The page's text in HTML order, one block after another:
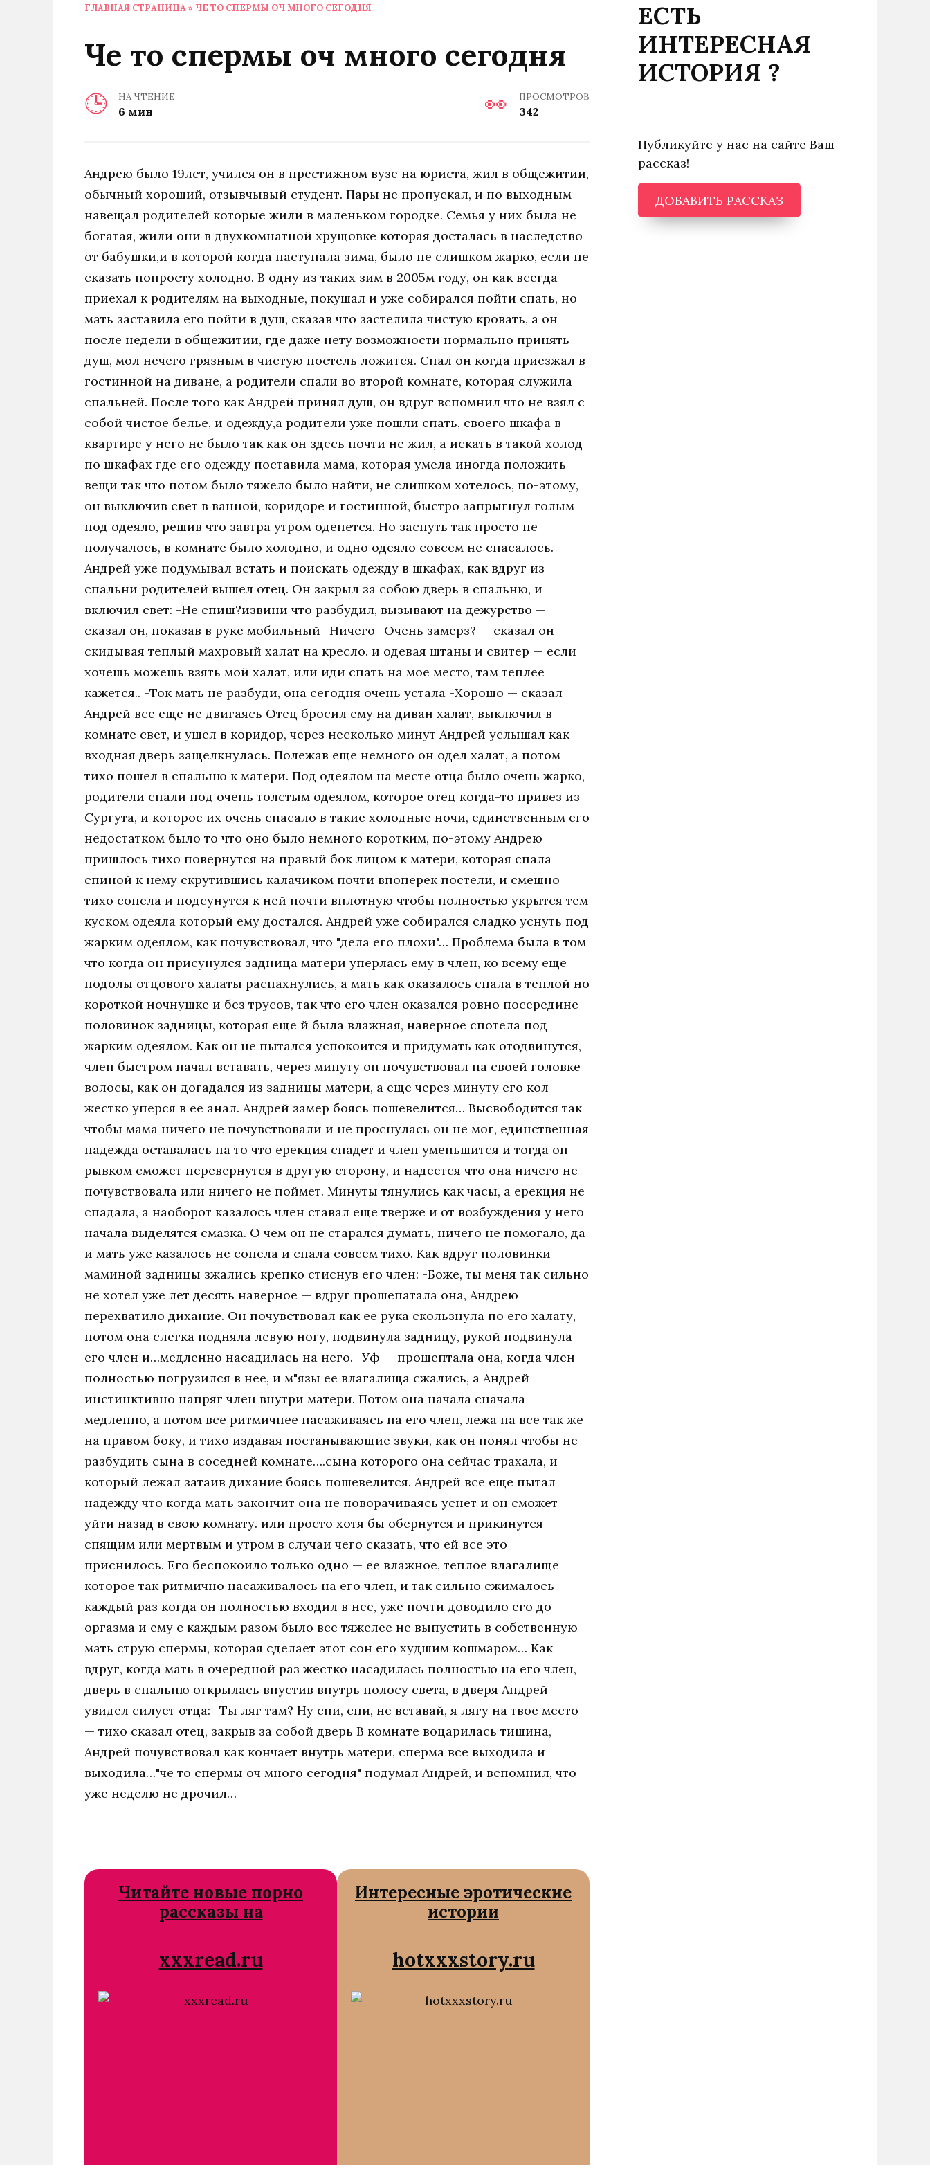
ГЛАВНАЯ СТРАНИЦА » ЧЕ ТО СПЕРМЫ ОЧ МНОГО СЕГОДНЯ
Че то спермы оч много сегодня
НА ЧТЕНИЕ
6 мин
ПРОСМОТРОВ
342
Андрею было 19лет, учился он в престижном вузе на юриста, жил в общежитии,
обычный хороший, отзывчывый студент. Пары не пропускал, и по выходным
навещал родителей которые жили в маленьком городке. Семья у них была не
богатая, жили они в двухкомнатной хрущовке которая досталась в наследство
от бабушки,и в которой когда наступала зима, было не слишком жарко, если не
сказать попросту холодно. В одну из таких зим в 2005м году, он как всегда
приехал к родителям на выходные, покушал и уже собирался пойти спать, но
мать заставила его пойти в душ, сказав что застелила чистую кровать, а он
после недели в общежитии, где даже нету возможности нормально принять
душ, мол нечего грязным в чистую постель ложится. Спал он когда приезжал в
гостинной на диване, а родители спали во второй комнате, которая служила
спальней. После того как Андрей принял душ, он вдруг вспомнил что не взял с
собой чистое белье, и одежду,а родители уже пошли спать, своего шкафа в
квартире у него не было так как он здесь почти не жил, а искать в такой холод
по шкафах где его одежду поставила мама, которая умела иногда положить
вещи так что потом было тяжело было найти, не слишком хотелось, по-этому,
он выключив свет в ванной, коридоре и гостинной, быстро запрыгнул голым
под одеяло, решив что завтра утром оденется. Но заснуть так просто не
получалось, в комнате было холодно, и одно одеяло совсем не спасалось.
Андрей уже подумывал встать и поискать одежду в шкафах, как вдруг из
спальни родителей вышел отец. Он закрыл за собою дверь в спальню, и
включил свет: -Не спиш?извини что разбудил, вызывают на дежурство —
сказал он, показав в руке мобильный -Ничего -Очень замерз? — сказал он
скидывая теплый махровый халат на кресло. и одевая штаны и свитер — если
хочешь можешь взять мой халат, или иди спать на мое место, там теплее
кажется.. -Ток мать не разбуди, она сегодня очень устала -Хорошо — сказал
Андрей все еще не двигаясь Отец бросил ему на диван халат, выключил в
комнате свет, и ушел в коридор, через несколько минут Андрей услышал как
входная дверь защелкнулась. Полежав еще немного он одел халат, а потом
тихо пошел в спальню к матери. Под одеялом на месте отца было очень жарко,
родители спали под очень толстым одеялом, которое отец когда-то привез из
Сургута, и которое их очень спасало в такие холодные ночи, единственным его
недостатком было то что оно было немного коротким, по-этому Андрею
пришлось тихо повернутся на правый бок лицом к матери, которая спала
спиной к нему скрутившись калачиком почти впоперек постели, и смешно
тихо сопела и подсунутся к ней почти вплотную чтобы полностью укрытся тем
куском одеяла который ему достался. Андрей уже собирался сладко уснуть под
жарким одеялом, как почувствовал, что "дела его плохи"… Проблема была в том
что когда он присунулся задница матери уперлась ему в член, ко всему еще
подолы отцового халаты распахнулись, а мать как оказалось спала в теплой но
короткой ночнушке и без трусов, так что его член оказался ровно посередине
половинок задницы, которая еще й была влажная, наверное спотела под
жарким одеялом. Как он не пытался успокоится и придумать как отодвинутся,
член быстром начал вставать, через минуту он почувствовал на своей головке
волосы, как он догадался из задницы матери, а еще через минуту его кол
жестко уперся в ее анал. Андрей замер боясь пошевелится… Высвободится так
чтобы мама ничего не почувствовали и не проснулась он не мог, единственная
надежда оставалась на то что ерекция спадет и член уменьшится и тогда он
рывком сможет перевернутся в другую сторону, и надеется что она ничего не
почувствовала или ничего не поймет. Минуты тянулись как часы, а ерекция не
спадала, а наоборот казалось член ставал еще тверже и от возбуждения у него
начала выделятся смазка. О чем он не старался думать, ничего не помогало, да
и мать уже казалось не сопела и спала совсем тихо. Как вдруг половинки
маминой задницы зжались крепко стиснув его член: -Боже, ты меня так сильно
не хотел уже лет десять наверное — вдруг прошепатала она, Андрею
перехватило дихание. Он почувствовал как ее рука скользнула по его халату,
потом она слегка подняла левую ногу, подвинула задницу, рукой подвинула
его член и…медленно насадилась на него. -Уф — прошептала она, когда член
полностью погрузился в нее, и м"язы ее влагалища сжались, а Андрей
инстинктивно напряг член внутри матери. Потом она начала сначала
медленно, а потом все ритмичнее насаживаясь на его член, лежа на все так же
на правом боку, и тихо издавая постанывающие звуки, как он понял чтобы не
разбудить сына в соседней комнате….сына которого она сейчас трахала, и
который лежал затаив дихание боясь пошевелится. Андрей все еще пытал
надежду что когда мать закончит она не поворачиваясь уснет и он сможет
уйти назад в свою комнату. или просто хотя бы обернутся и прикинутся
спящим или мертвым и утром в случаи чего сказать, что ей все это
приснилось. Его беспокоило только одно — ее влажное, теплое влагалище
которое так ритмично насаживалось на его член, и так сильно сжималось
каждый раз когда он полностью входил в нее, уже почти доводило его до
оргазма и ему с каждым разом было все тяжелее не выпустить в собственную
мать струю спермы, которая сделает этот сон его худшим кошмаром… Как
вдруг, когда мать в очередной раз жестко насадилась полностью на его член,
дверь в спальню открылась впустив внутрь полосу света, в дверя Андрей
увидел силует отца: -Ты ляг там? Ну спи, спи, не вставай, я лягу на твое место
— тихо сказал отец, закрыв за собой дверь В комнате воцарилась тишина,
Андрей почувствовал как кончает внутрь матери, сперма все выходила и
выходила…"че то спермы оч много сегодня" подумал Андрей, и вспомнил, что
уже неделю не дрочил…
Читайте новые порно
рассказы на
xxxread.ru
Интересные эротические
истории
hotxxxstory.ru
ЕСТЬ
ИНТЕРЕСНАЯ
ИСТОРИЯ ?
Публикуйте у нас на сайте Ваш
рассказ!
ДОБАВИТЬ РАССКАЗ